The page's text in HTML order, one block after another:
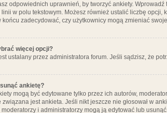
odpowiednich uprawnień, by tworzyć ankiety.
w polu tekstowym. Możesz również ustalić liczbę
zadecydować, czy użytkownicy mogą zmieniać swoje
więcej opcji?
ustalany przez administratora forum. Jeśli sądzisz, że
ankietę?
mogą być edytowane tylko przez ich autorów,
związana jest ankieta. Jeśli nikt jeszcze nie głosował w
i administratorzy mogą ją edytować lub